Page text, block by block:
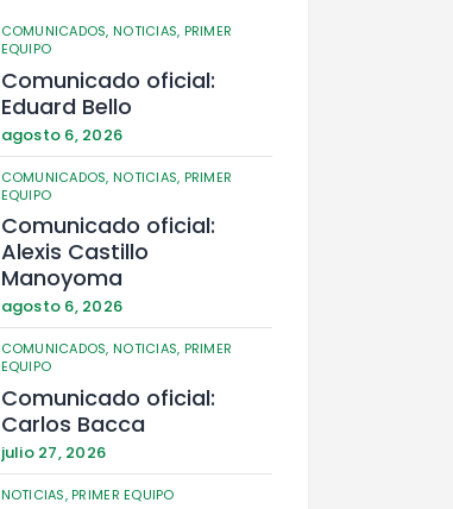
COMUNICADOS, NOTICIAS, PRIMER
EQUIPO
Comunicado oficial:
Eduard Bello
agosto 6, 2026
COMUNICADOS, NOTICIAS, PRIMER
EQUIPO
Comunicado oficial:
Alexis Castillo
Manoyoma
agosto 6, 2026
COMUNICADOS, NOTICIAS, PRIMER
EQUIPO
Comunicado oficial:
Carlos Bacca
julio 27, 2026
NOTICIAS,PRIMER EQUIPO